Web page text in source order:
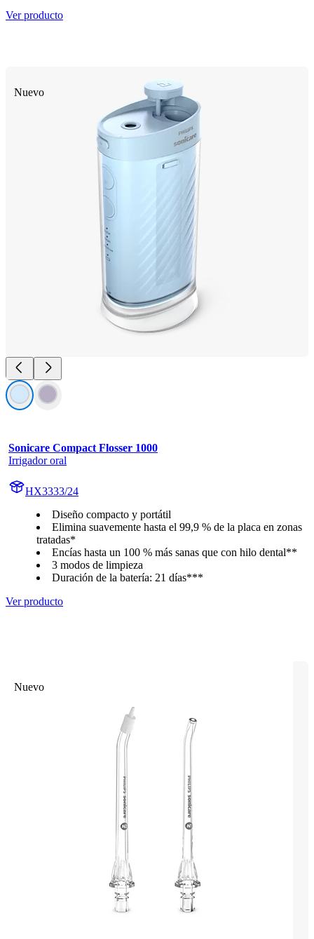
Ver producto
Nuevo
Sonicare Compact Flosser 1000
Irrigador oral
HX3333/24
Diseño compacto y portátil
Elimina suavemente hasta el 99,9 % de la placa en zonas
tratadas*
Encías hasta un 100 % más sanas que con hilo dental**
3 modos de limpieza
Duración de la batería: 21 días***
Ver producto
Nuevo